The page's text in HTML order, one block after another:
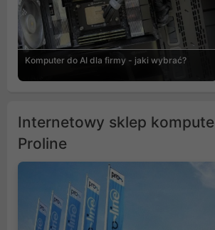
Komputer do AI dla firmy - jaki wybrać?
Internetowy sklep
Proline